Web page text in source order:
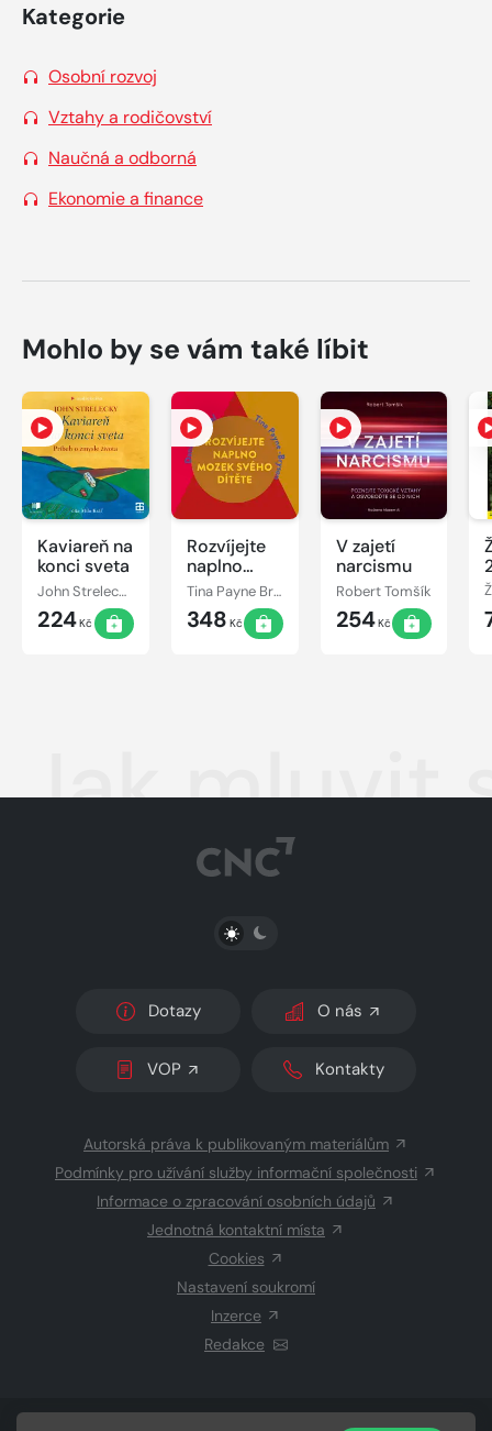
Kategorie
Osobní rozvoj
Vztahy a rodičovství
Naučná a odborná
Ekonomie a finance
Mohlo by se vám také líbit
Kaviareň na
konci sveta
John Strelecky
224Kč
Rozvíjejte
naplno
mozek
svého
dítěte
Tina Payne Bryson, Ph.D., Daniel J. Siegel
348 Kč
V zajetí
narcismu
Robert Tomšík
254Kč
Jak mluvit
PŘEPNOUT SVĚTLÝ/TMAVÝ REŽIM
Dotazy O nás
VOP Kontakty
Autorská práva k publikovaným materiálům
Podmínky pro užívání služby informační společnosti
Informace o zpracování osobních údajů
Jednotná kontaktní místa
Cookies
Nastavení soukromí
Inzerce
Redakce